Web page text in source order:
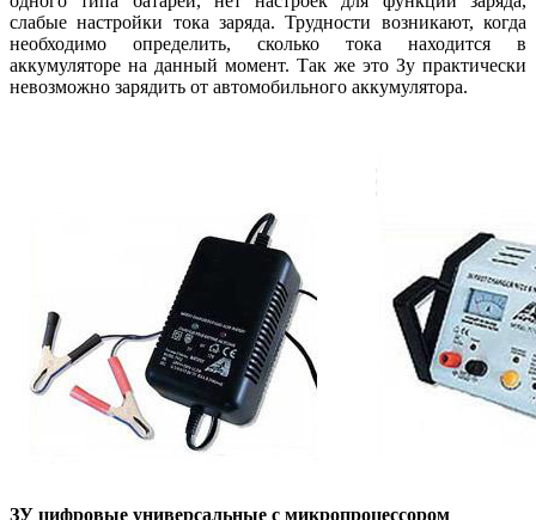
слабые настройки тока заряда. Трудности возникают, когда
необходимо определить, сколько тока находится в
аккумуляторе на данный момент. Так же это Зу практически
невозможно зарядить от автомобильного аккумулятора.
ЗУ цифровые универсальные с микропроцессором